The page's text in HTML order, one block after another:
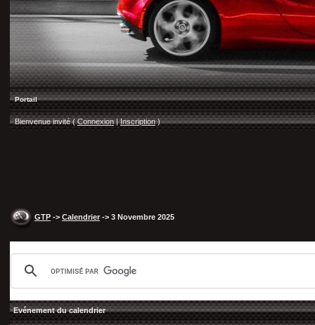
Portail
Bienvenue invité ( Connexion |Inscription)
GTP -> Calendrier -> 3 Novembre 2025
Evénement du calendrier